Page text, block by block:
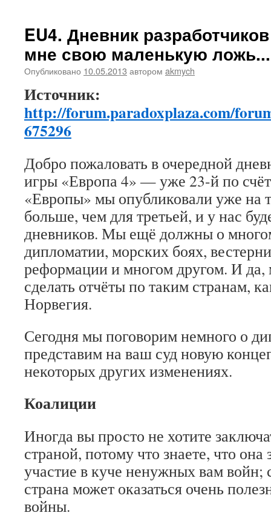
EU4. Дневник
мне свою маленькую ложь...
Опубликовано 10.05.2013 автором akmych
Источник:
http://forum.paradoxplaza.com/
675296
Добро пожаловать в очередной
игры «Европа 4» — уже 23-й по
«Европы» мы опубликовали уже на
больше, чем для третьей, и у нас
дневников. Мы ещё должны о
дипломатии, морских боях,
реформации и многом другом. И
сделать отчёты по таким странам,
Норвегия.
Сегодня мы поговорим немного о
представим на ваш суд новую
некоторых других изменениях.
Коалиции
Иногда вы просто не хотите
страной, потому что знаете, что она
участие в куче ненужных вам войн;
страна может оказаться очень
войны.